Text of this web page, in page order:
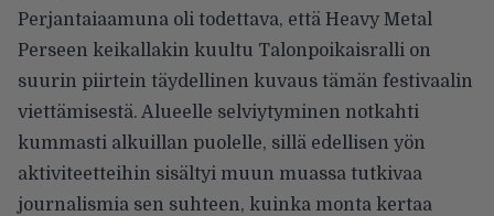
Perjantaiaamuna oli todettava, että Heavy Metal
Perseen keikallakin kuultu Talonpoikaisralli on
suurin piirtein täydellinen kuvaus tämän festivaalin
viettämisestä. Alueelle selviytyminen notkahti
kummasti alkuillan puolelle, sillä edellisen yön
aktiviteetteihin sisältyi muun muassa tutkivaa
journalismia sen suhteen, kuinka monta kertaa